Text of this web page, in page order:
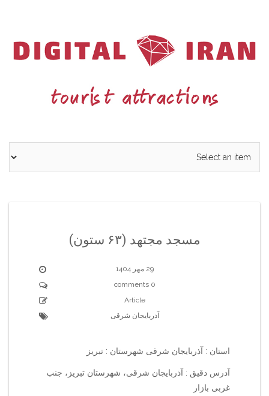
مسجد مجتهد (۶۳ ستون)
29 مهر 1404
0 comments
Article
آذربایجان شرقی
استان : آذربایجان شرقی شهرستان : تبریز
آدرس دقیق : آذربایجان شرقی، شهرستان تبریز، جنب
غربی بازار